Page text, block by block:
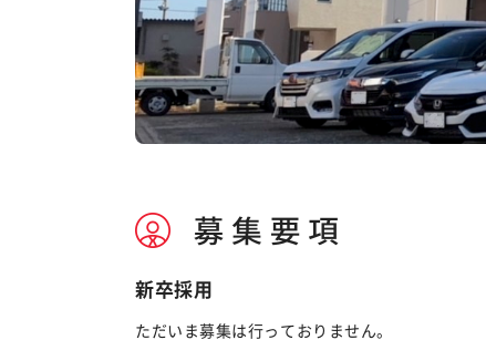
新卒採用
ただいま募集は行っておりません。